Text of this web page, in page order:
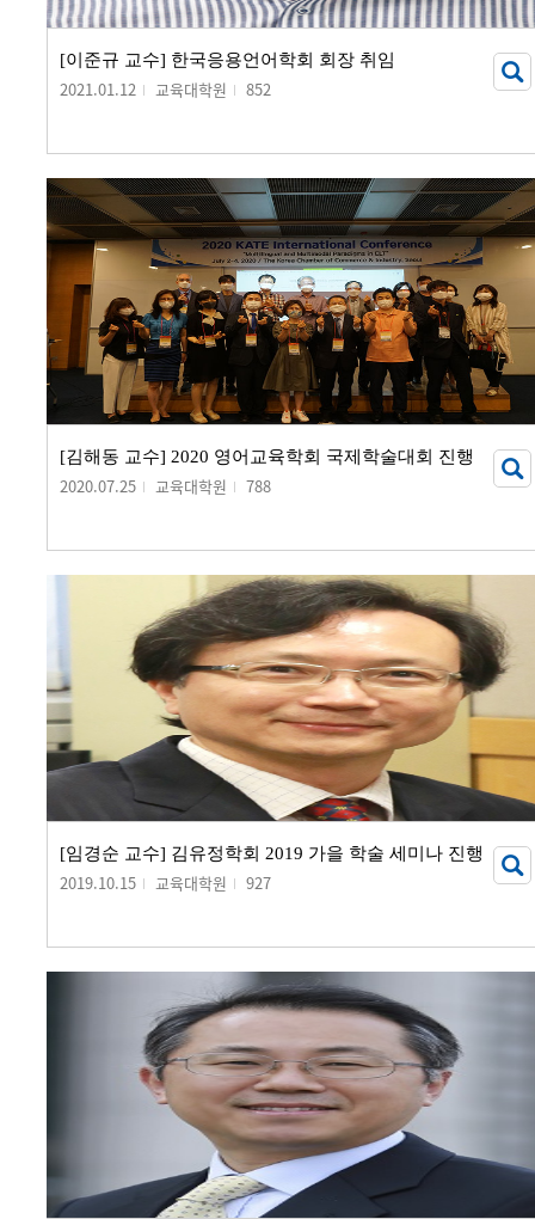
[이준규 교수] 한국응용언어학회 회장 취임
2021.01.12 교육대학원 852
[김해동 교수] 2020 영어교육학회 국제학술대회 진행
2020.07.25 교육대학원 788
[임경순 교수] 김유정학회 2019 가을 학술 세미나 진행
2019.10.15 교육대학원 927